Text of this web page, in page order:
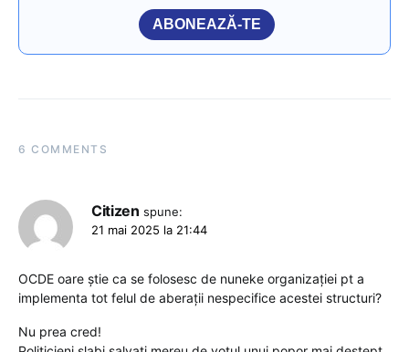
ABONEAZĂ-TE
6 COMMENTS
Citizen spune:
21 mai 2025 la 21:44
OCDE oare știe ca se folosesc de nuneke organizației pt a
implementa tot felul de aberații nespecifice acestei structuri?
Nu prea cred!